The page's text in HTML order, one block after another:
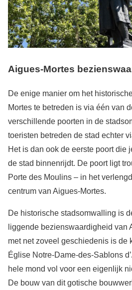
Aigues-Mortes
De enige manier om het
Mortes te betreden is via één van
verschillende poorten in de
toeristen betreden de stad echter
Het is dan ook de eerste poort die
de stad binnenrijdt. De poort ligt
Porte des Moulins – in het
centrum van Aigues-Mortes.
De historische stadsomwalling is
liggende bezienswaardigheid van
met net zoveel geschiedenis is de
Église Notre-Dame-des-Sablons
hele mond vol voor een eigenlijk
De bouw van dit gotische